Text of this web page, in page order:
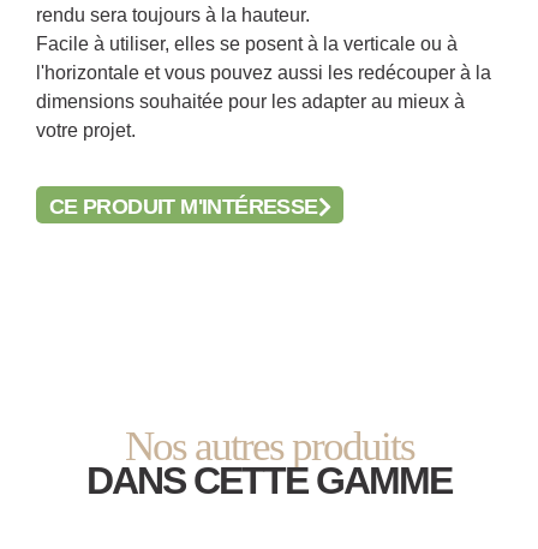
rendu sera toujours à la hauteur.
Facile à utiliser, elles se posent à la verticale ou à
l'horizontale et vous pouvez aussi les redécouper à la
dimensions souhaitée pour les adapter au mieux à
votre projet.
CE PRODUIT M'INTÉRESSE
Nos autres produits
DANS CETTE GAMME